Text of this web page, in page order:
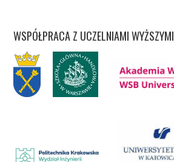
WSPÓŁPRACA Z UCZELNIAMI WYŻSZYMI